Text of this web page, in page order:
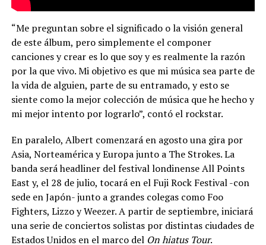
“Me preguntan sobre el significado o la visión general
de este álbum, pero simplemente el componer
canciones y crear es lo que soy y es realmente la razón
por la que vivo. Mi objetivo es que mi música sea parte de
la vida de alguien, parte de su entramado, y esto se
siente como la mejor colección de música que he hecho y
mi mejor intento por lograrlo”, contó el rockstar.
En paralelo, Albert comenzará en agosto una gira por
Asia, Norteamérica y Europa junto a The Strokes. La
banda será headliner del festival londinense All Points
East y, el 28 de julio, tocará en el Fuji Rock Festival -con
sede en Japón- junto a grandes colegas como Foo
Fighters, Lizzo y Weezer. A partir de septiembre, iniciará
una serie de conciertos solistas por distintas ciudades de
Estados Unidos en el marco del On hiatus Tour.